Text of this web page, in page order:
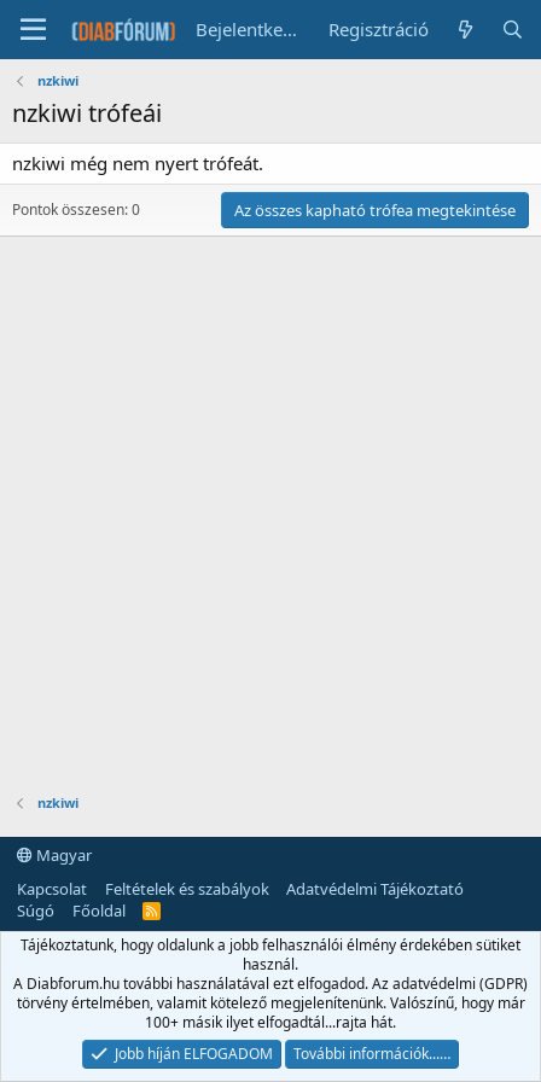
Bejelentkezés Regisztráció
nzkiwi
nzkiwi trófeái
nzkiwi még nem nyert trófeát.
Pontok összesen: 0 Az összes kapható trófea megtekintése
nzkiwi
Magyar
Kapcsolat
Feltételek és szabályok
Adatvédelmi Tájékoztató
Súgó
Főoldal
R
S
Tájékoztatunk, hogy oldalunk a jobb felhasználói élmény érdekében sütiket
használ.
A Diabforum.hu további használatával ezt elfogadod. Az adatvédelmi (GDPR)
törvény értelmében, valamit kötelező megjelenítenünk. Valószínű, hogy már
100+ másik ilyet elfogadtál...rajta hát.
Jobb híján ELFOGADOM
További információk...…